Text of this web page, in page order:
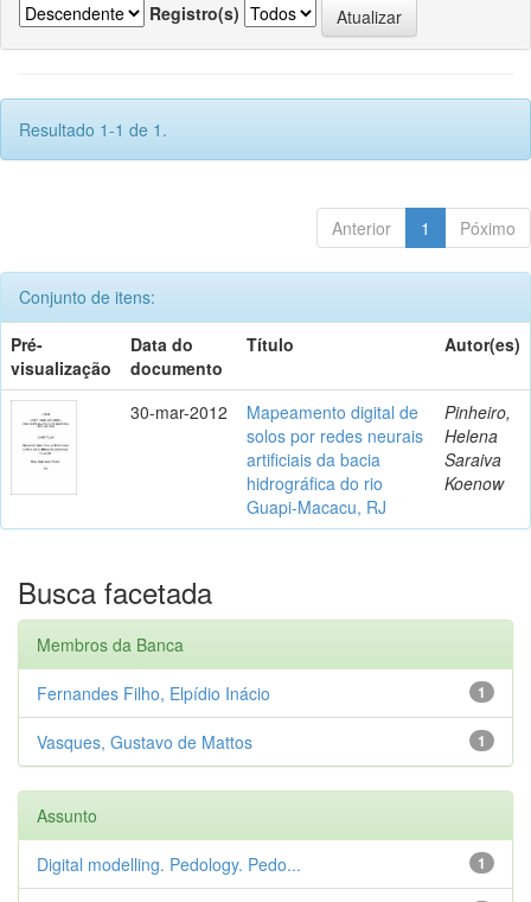
Registro(s)
Resultado 1-1 de 1.
Anterior 1 Póximo
Conjunto de itens:
Pré-
visualização
Data do
documento
Título Autor(es)
30-mar-2012
Mapeamento digital de
solos por redes neurais
artificiais da bacia
hidrográfica do rio
Guapi-Macacu, RJ
Pinheiro,
Helena
Saraiva
Koenow
Busca facetada
Membros da Banca
1
Fernandes Filho, Elpídio Inácio
1
Vasques, Gustavo de Mattos
Assunto
1
Digital modelling. Pedology. Pedo...